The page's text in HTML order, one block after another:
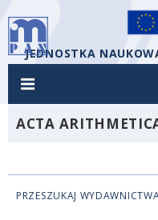
JEDNOSTKA
ACTA
PRZESZUKAJ